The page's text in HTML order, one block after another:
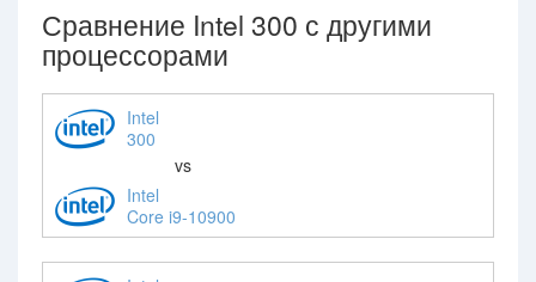
Сравнение Intel 300 с другими
процессорами
Intel
300
vs
Intel
Core i9-10900